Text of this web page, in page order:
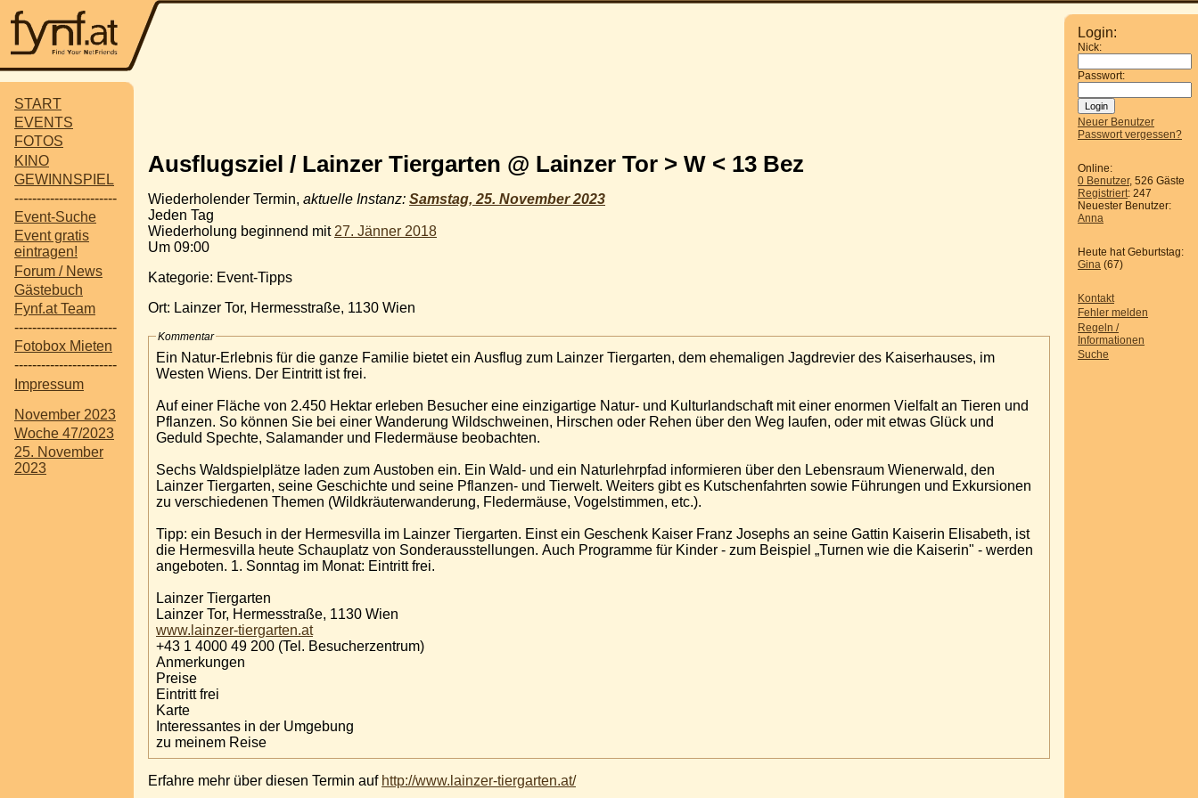
START
EVENTS
FOTOS
KINO
GEWINNSPIEL
-----------------------
Event-Suche
Event gratis
eintragen!
Forum / News
Gästebuch
Fynf.at Team
-----------------------
Fotobox Mieten
-----------------------
Impressum
November 2023
Woche 47/2023
25. November
2023
Login:
Nick:
Passwort:
Neuer Benutzer
Passwort vergessen?
Online:
0 Benutzer, 526 Gäste
Registriert: 247
Neuester Benutzer:
Anna
Heute hat Geburtstag:
Gina (67)
Kontakt
Fehler melden
Regeln /
Informationen
Suche
Ausflugsziel / Lainzer Tiergarten @ Lainzer Tor > W < 13 Bez
Wiederholender Termin, aktuelle Instanz: Samstag, 25. November 2023
Jeden Tag
Wiederholung beginnend mit 27. Jänner 2018
Um 09:00
Kategorie: Event-Tipps
Ort: Lainzer Tor, Hermesstraße, 1130 Wien
Kommentar
Ein Natur-Erlebnis für die ganze Familie bietet ein Ausflug zum Lainzer Tiergarten, dem ehemaligen Jagdrevier des Kaiserhauses, im
Westen Wiens. Der Eintritt ist frei.
Auf einer Fläche von 2.450 Hektar erleben Besucher eine einzigartige Natur- und Kulturlandschaft mit einer enormen Vielfalt an Tieren und
Pflanzen. So können Sie bei einer Wanderung Wildschweinen, Hirschen oder Rehen über den Weg laufen, oder mit etwas Glück und
Geduld Spechte, Salamander und Fledermäuse beobachten.
Sechs Waldspielplätze laden zum Austoben ein. Ein Wald- und ein Naturlehrpfad informieren über den Lebensraum Wienerwald, den
Lainzer Tiergarten, seine Geschichte und seine Pflanzen- und Tierwelt. Weiters gibt es Kutschenfahrten sowie Führungen und Exkursionen
zu verschiedenen Themen (Wildkräuterwanderung, Fledermäuse, Vogelstimmen, etc.).
Tipp: ein Besuch in der Hermesvilla im Lainzer Tiergarten. Einst ein Geschenk Kaiser Franz Josephs an seine Gattin Kaiserin Elisabeth, ist
die Hermesvilla heute Schauplatz von Sonderausstellungen. Auch Programme für Kinder - zum Beispiel „Turnen wie die Kaiserin" - werden
angeboten. 1. Sonntag im Monat: Eintritt frei.
Lainzer Tiergarten
Lainzer Tor, Hermesstraße, 1130 Wien
www.lainzer-tiergarten.at
+43 1 4000 49 200 (Tel. Besucherzentrum)
Anmerkungen
Preise
Eintritt frei
Karte
Interessantes in der Umgebung
zu meinem Reise
Erfahre mehr über diesen Termin auf http://www.lainzer-tiergarten.at/